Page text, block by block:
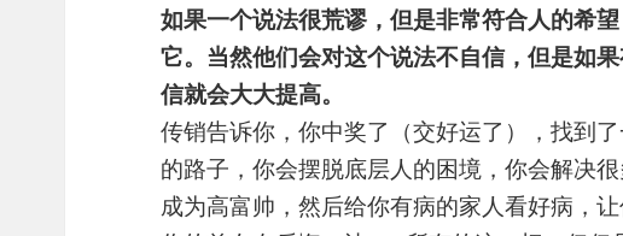
如果一个说法很荒谬，但是非常符合人的希
它。当然他们会对这个说法不自信，但是如
信就会大大提高。
传销告诉你，你中奖了（交好运了），找到
的路子，你会摆脱底层人的困境，你会解决
成为高富帅，然后给你有病的家人看好病，